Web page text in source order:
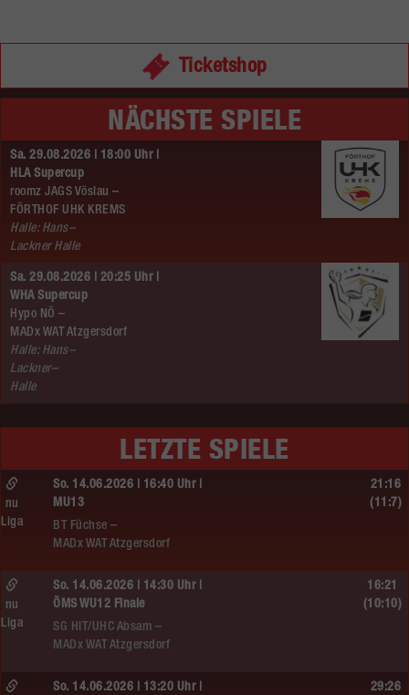
Ticketshop
NÄCHSTE SPIELE
Sa. 29.08.2026 | 18:00 Uhr |
HLA Supercup
roomz JAGS Vöslau –
FÖRTHOF UHK KREMS
Halle: Hans–
Lackner Halle
Sa. 29.08.2026 | 20:25 Uhr |
WHA Supercup
Hypo NÖ –
MADx WAT Atzgersdorf
Halle: Hans–
Lackner–
Halle
LETZTE SPIELE
So. 14.06.2026 | 16:40 Uhr |
MU13
BT Füchse –
MADx WAT Atzgersdorf
nu
Liga
21:16
(11:7)
So. 14.06.2026 | 14:30 Uhr |
ÖMS WU12 Finale
SG HIT/UHC Absam –
MADx WAT Atzgersdorf
nu
Liga
16:21
(10:10)
So. 14.06.2026 | 13:20 Uhr |
29:26